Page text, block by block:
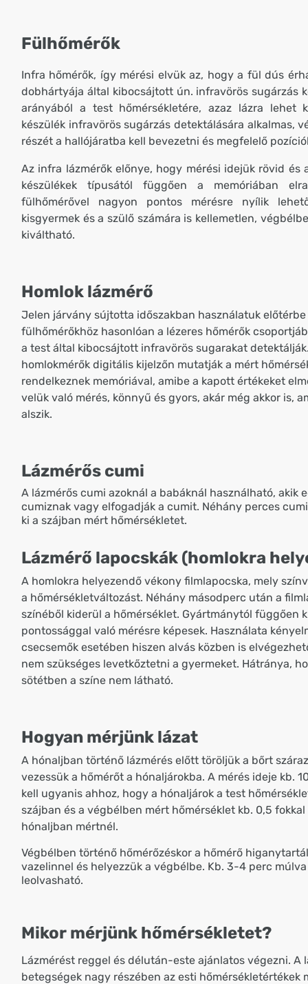
Fülhőmérők
Infra hőmérők, így mérési elvük az, hogy a fül dús
dobhártyája által kibocsájtott ún. infravörös sugárzás
arányából a test hőmérsékletére, azaz lázra lehet
készülék infravörös sugárzás detektálására alkalmas,
részét a hallójáratba kell bevezetni és megfelelő
Az infra lázmérők előnye, hogy mérési idejük rövid és
készülékek típusától függően a memóriában
fülhőmérővel nagyon pontos mérésre nyílik
kisgyermek és a szülő számára is kellemetlen,
kiváltható.
Homlok lázmérő
Jelen járvány sújtotta időszakban használatuk
fülhőmérőkhöz hasonlóan a lézeres hőmérők
a test által kibocsájtott infravörös sugarakat
homlokmérők digitális kijelzőn mutatják a mért
rendelkeznek memóriával, amibe a kapott értékeket
velük való mérés, könnyű és gyors, akár még akkor is,
alszik.
Lázmérős cumi
A lázmérős cumi azoknál a babáknál használható, akik
cumiznak vagy elfogadják a cumit. Néhány perces
ki a szájban mért hőmérsékletet.
Lázmérő lapocskák (homlokra
A homlokra helyezendő vékony filmlapocska, mely
a hőmérsékletváltozást. Néhány másodperc után a
színéből kiderül a hőmérséklet. Gyártmánytól függően
pontossággal való mérésre képesek. Használata
csecsemők esetében hiszen alvás közben is
nem szükséges levetkőztetni a gyermeket. Hátránya,
sötétben a színe nem látható.
Hogyan mérjünk lázat
A hónaljban történő lázmérés előtt töröljük a bőrt
vezessük a hőmérőt a hónaljárokba. A mérés ideje kb.
kell ugyanis ahhoz, hogy a hónaljárok a test
szájban és a végbélben mért hőmérséklet kb. 0,5
hónaljban mértnél.
Végbélben történő hőmérőzéskor a hőmérő
vazelinnel és helyezzük a végbélbe. Kb. 3-4 perc
leolvasható.
Mikor mérjünk hőmérsékletet?
Lázmérést reggel és délután-este ajánlatos végezni. A
betegségek nagy részében az esti hőmérsékletértékek